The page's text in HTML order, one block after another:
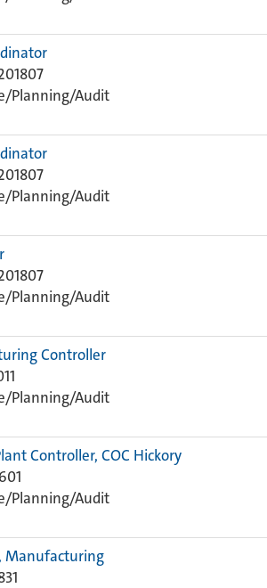
Planning/Audit
Planning/Audit
Planning/Audit
Controller
Planning/Audit
Controller, COC Hickory
Planning/Audit
Manufacturing